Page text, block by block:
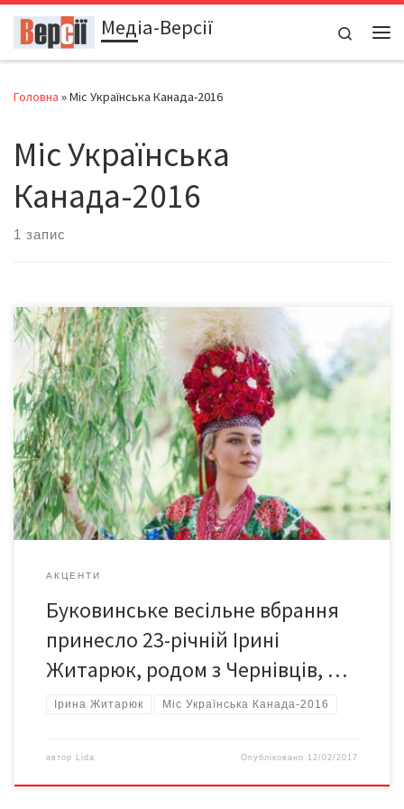
Перейти до вмістуМедіа-Версії
Search
Головна »Міс Українська Канада-2016
Міс Українська
Канада-2016
1 запис
До нас ця подія дісталася лише нині, щойно Ірина виклала на
Фейсбуці свої конкурсні фото, серед інших – вражаюче
видовище у повному весільному вбранні буковинської
нареченої. І хоча у фіналі шоу всі учасниці були в українських
строях, Ірина Житарюк у розкішному головному уборі,
автентичній горботці та ущерть вишитій квітами сорочці […]
АКЦЕНТИ
Буковинське весільне вбрання
принесло 23-річній Ірині
Житарюк, родом з Чернівців, …
Ірина Житарюк Міс Українська Канада-2016
автор Lida Опубліковано 12/02/2017